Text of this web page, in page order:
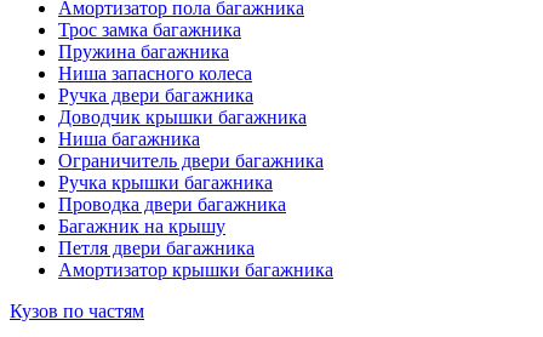
Амортизатор пола багажника
Трос замка багажника
Пружина багажника
Ниша запасного колеса
Ручка двери багажника
Доводчик крышки багажника
Ниша багажника
Ограничитель двери багажника
Ручка крышки багажника
Проводка двери багажника
Багажник на крышу
Петля двери багажника
Амортизатор крышки багажника
Кузов по частям